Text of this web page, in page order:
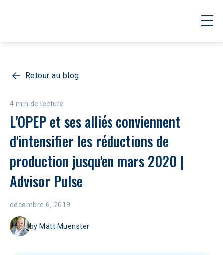
Retour au blog
4 min de lecture
L'OPEP et ses alliés conviennent
d'intensifier les réductions de
production jusqu'en mars 2020 |
Advisor Pulse
décembre 6, 2019
by Matt Muenster